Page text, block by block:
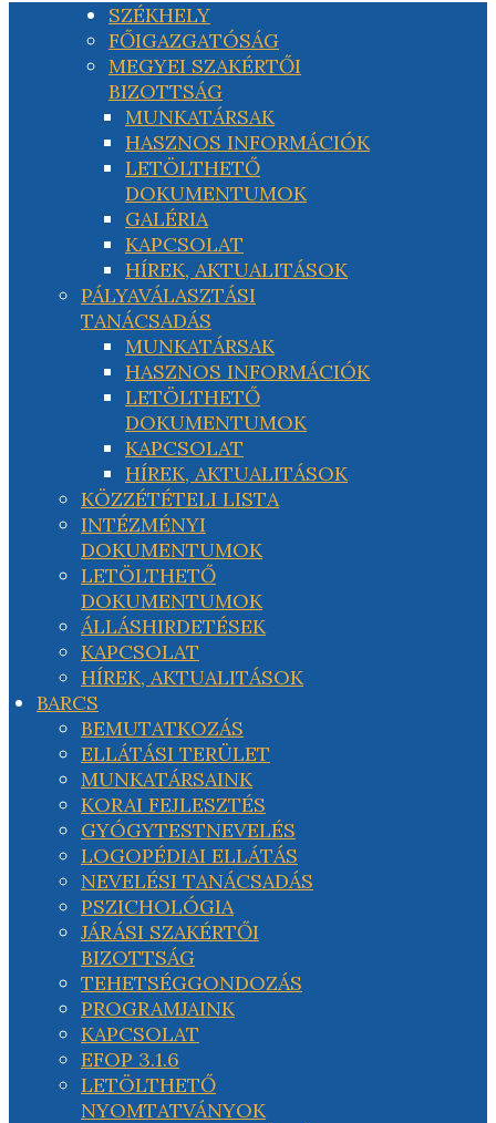
SZÉKHELY
FŐIGAZGATÓSÁG
MEGYEI SZAKÉRTŐI
BIZOTTSÁG
MUNKATÁRSAK
HASZNOS INFORMÁCIÓK
LETÖLTHETŐ
DOKUMENTUMOK
GALÉRIA
KAPCSOLAT
HÍREK, AKTUALITÁSOK
PÁLYAVÁLASZTÁSI
TANÁCSADÁS
MUNKATÁRSAK
HASZNOS INFORMÁCIÓK
LETÖLTHETŐ
DOKUMENTUMOK
KAPCSOLAT
HÍREK, AKTUALITÁSOK
KÖZZÉTÉTELI LISTA
INTÉZMÉNYI
DOKUMENTUMOK
LETÖLTHETŐ
DOKUMENTUMOK
ÁLLÁSHIRDETÉSEK
KAPCSOLAT
HÍREK, AKTUALITÁSOK
BARCS
BEMUTATKOZÁS
ELLÁTÁSI TERÜLET
MUNKATÁRSAINK
KORAI FEJLESZTÉS
GYÓGYTESTNEVELÉS
LOGOPÉDIAI ELLÁTÁS
NEVELÉSI TANÁCSADÁS
PSZICHOLÓGIA
JÁRÁSI SZAKÉRTŐI
BIZOTTSÁG
TEHETSÉGGONDOZÁS
PROGRAMJAINK
KAPCSOLAT
EFOP 3.1.6
LETÖLTHETŐ
NYOMTATVÁNYOK